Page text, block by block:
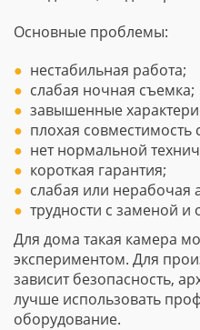
Основные проблемы:
нестабильная работа;
слабая ночная съемка;
завышенные
плохая совместимость
нет нормальной
короткая гарантия;
слабая или нерабочая
трудности с заменой
Для дома такая камера
экспериментом. Для
зависит безопасность,
лучше использовать
оборудование.